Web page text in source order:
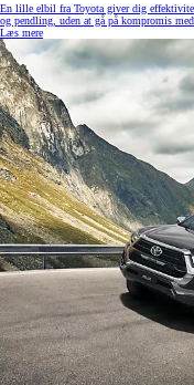
En lille elbil fra Toyota giver dig
og pendling, uden at gå på kompromis
Læs mere